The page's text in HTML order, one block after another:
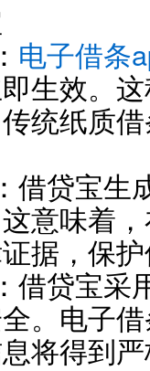
电子借条
生效。
统纸质
贷宝生
意味着
据，保
贷宝采
。电子
将得到